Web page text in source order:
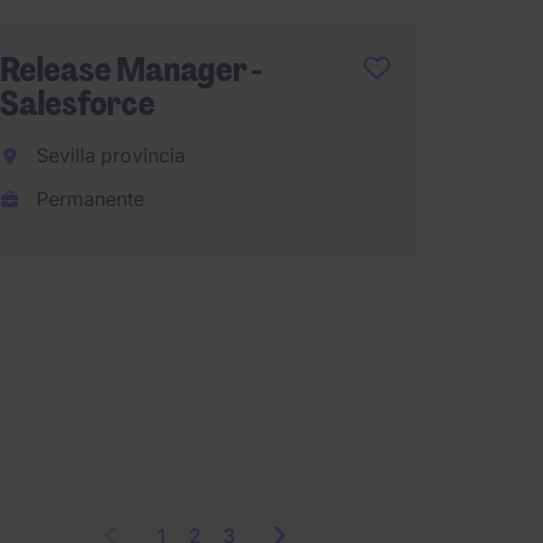
Release Manager -
Salesforce
Sevilla provincia
Permanente
1 Showing
2 3